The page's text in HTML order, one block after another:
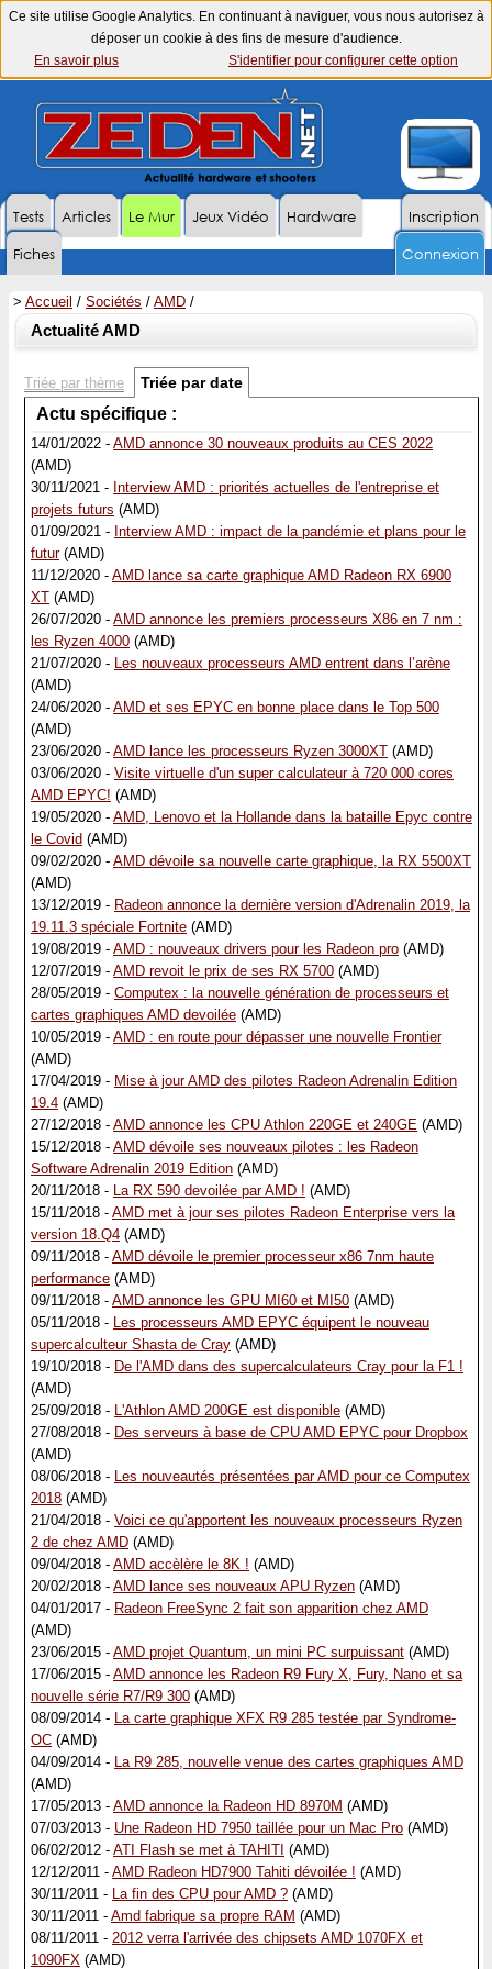
Ce site utilise Google Analytics. En continuant à naviguer, vous nous autorisez à
déposer un cookie à des fins de mesure d'audience.
En savoir plus
S'identifier pour configurer cette option
Inscription
Tests Articles Le Mur Jeux Vidéo
Hardware
Fiches
Connexion
> Accueil / Sociétés / AMD /
Actualité AMD
Triée par thème Triée par date
Actu spécifique :
14/01/2022 - AMD annonce 30 nouveaux produits au CES 2022
(AMD)
30/11/2021 - Interview AMD : priorités actuelles de l'entreprise et
projets futurs (AMD)
01/09/2021 - Interview AMD : impact de la pandémie et plans pour le
futur(AMD)
11/12/2020 - AMD lance sa carte graphique AMD Radeon RX 6900
XT (AMD)
26/07/2020 - AMD annonce les premiers processeurs X86 en 7 nm :
les Ryzen 4000 (AMD)
21/07/2020 - Les nouveaux processeurs AMD entrent dans l’arène
(AMD)
24/06/2020 - AMD et ses EPYC en bonne place dans le Top 500
(AMD)
23/06/2020 - AMD lance les processeurs Ryzen 3000XT (AMD)
03/06/2020 - Visite virtuelle d'un super calculateur à 720 000 cores
AMD EPYC! (AMD)
19/05/2020 - AMD, Lenovo et la Hollande dans la bataille Epyc contre
le Covid (AMD)
09/02/2020 - AMD dévoile sa nouvelle carte graphique, la RX 5500XT
(AMD)
13/12/2019 - Radeon annonce la dernière version d'Adrenalin 2019, la
19.11.3 spéciale Fortnite (AMD)
19/08/2019 - AMD : nouveaux drivers pour les Radeon pro (AMD)
12/07/2019 - AMD revoit le prix de ses RX 5700 (AMD)
28/05/2019 - Computex : la nouvelle génération de processeurs et
cartes graphiques AMD devoilée (AMD)
10/05/2019 - AMD : en route pour dépasser une nouvelle Frontier
(AMD)
17/04/2019 - Mise à jour AMD des pilotes Radeon Adrenalin Edition
19.4 (AMD)
27/12/2018 - AMD annonce les CPU Athlon 220GE et 240GE (AMD)
15/12/2018 - AMD dévoile ses nouveaux pilotes : les Radeon
Software Adrenalin 2019 Edition (AMD)
20/11/2018 - La RX 590 devoilée par AMD ! (AMD)
15/11/2018 - AMD met à jour ses pilotes Radeon Enterprise vers la
version 18.Q4 (AMD)
09/11/2018 - AMD dévoile le premier processeur x86 7nm haute
performance (AMD)
09/11/2018 - AMD annonce les GPU MI60 et MI50 (AMD)
05/11/2018 - Les processeurs AMD EPYC équipent le nouveau
supercalculteur Shasta de Cray (AMD)
19/10/2018 - De l'AMD dans des supercalculateurs Cray pour la F1 !
(AMD)
25/09/2018 - L'Athlon AMD 200GE est disponible (AMD)
27/08/2018 - Des serveurs à base de CPU AMD EPYC pour Dropbox
(AMD)
08/06/2018 - Les nouveautés présentées par AMD pour ce Computex
2018 (AMD)
21/04/2018 - Voici ce qu'apportent les nouveaux processeurs Ryzen
2 de chez AMD (AMD)
09/04/2018 - AMD accèlère le 8K ! (AMD)
20/02/2018 - AMD lance ses nouveaux APU Ryzen (AMD)
04/01/2017 - Radeon FreeSync 2 fait son apparition chez AMD
(AMD)
23/06/2015 - AMD projet Quantum, un mini PC surpuissant (AMD)
17/06/2015 - AMD annonce les Radeon R9 Fury X, Fury, Nano et sa
nouvelle série R7/R9 300 (AMD)
08/09/2014 - La carte graphique XFX R9 285 testée par Syndrome-
OC (AMD)
04/09/2014 - La R9 285, nouvelle venue des cartes graphiques AMD
(AMD)
17/05/2013 - AMD annonce la Radeon HD 8970M (AMD)
07/03/2013 - Une Radeon HD 7950 taillée pour un Mac Pro (AMD)
06/02/2012 - ATI Flash se met à TAHITI (AMD)
12/12/2011 - AMD Radeon HD7900 Tahiti dévoilée ! (AMD)
30/11/2011 - La fin des CPU pour AMD ? (AMD)
30/11/2011 - Amd fabrique sa propre RAM (AMD)
08/11/2011 - 2012 verra l'arrivée des chipsets AMD 1070FX et
1090FX (AMD)